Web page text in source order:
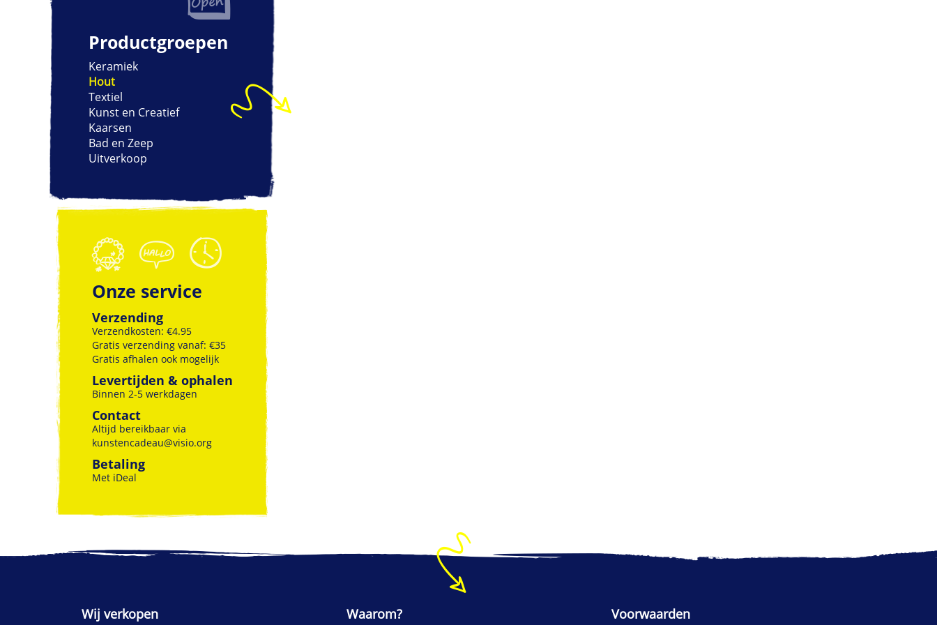
Productgroepen
Keramiek
Hout
Textiel
Kunst en Creatief
Kaarsen
Bad en Zeep
Uitverkoop
Onze service
Verzending
Verzendkosten: €4.95
Gratis verzending vanaf: €35
Gratis afhalen ook mogelijk
Levertijden & ophalen
Binnen 2-5 werkdagen
Contact
Altijd bereikbaar via
kunstencadeau@visio.org
Betaling
Met iDeal
Wij verkopen Waarom? Voorwaarden